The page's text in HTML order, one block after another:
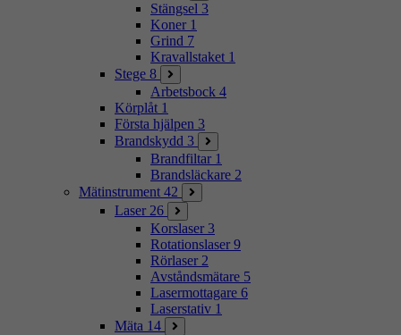
Stängsel 3
Koner 1
Grind 7
Kravallstaket 1
Stege 8
Arbetsbock 4
Körplåt 1
Första hjälpen 3
Brandskydd 3
Brandfiltar 1
Brandsläckare 2
Mätinstrument 42
Laser 26
Korslaser 3
Rotationslaser 9
Rörlaser 2
Avståndsmätare 5
Lasermottagare 6
Laserstativ 1
Mäta 14